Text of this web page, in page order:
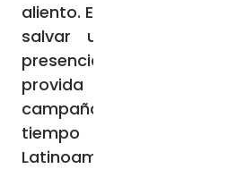
aliento. Es increíble que
salvar una vida
presencia de oración”,
provida asegura que
campaña anual, que se
tiempo de Cuaresma
Latinoamérica se salvaron